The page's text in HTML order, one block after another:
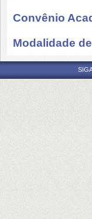
Convênio
Modalidade